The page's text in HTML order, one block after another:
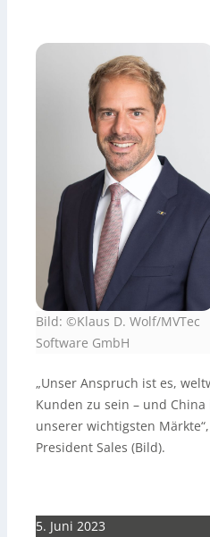
Bild: ©Klaus D. Wolf/MVTec
Software GmbH
„Unser Anspruch ist es,
Kunden zu sein – und
unserer wichtigsten
President Sales (Bild).
5. Juni 2023